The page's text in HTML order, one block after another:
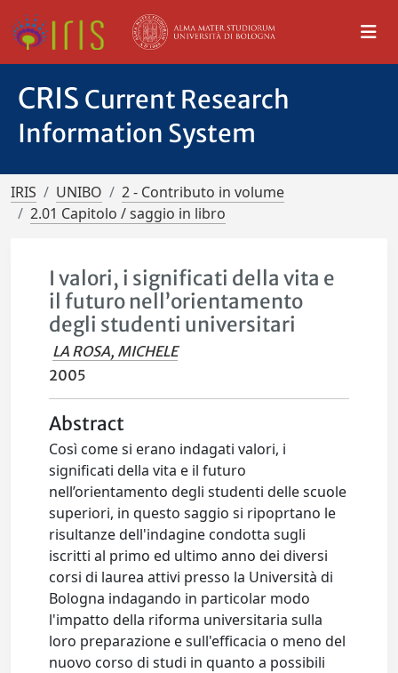
CRIS Current Research
Information System
IRIS UNIBO
2 - Contributo in volume
2.01 Capitolo / saggio in libro
I valori, i significati della vita e
il futuro nell’orientamento
degli studenti universitari
LA ROSA, MICHELE
2005
Abstract
Così come si erano indagati valori, i
significati della vita e il futuro
nell’orientamento degli studenti delle scuole
superiori, in questo saggio si ripoprtano le
risultanze dell'indagine condotta sugli
iscritti al primo ed ultimo anno dei diversi
corsi di laurea attivi presso la Università di
Bologna indagando in particolar modo
l'impatto della riforma universitaria sulla
loro preparazione e sull'efficacia o meno del
nuovo corso di studi in quanto a possibili